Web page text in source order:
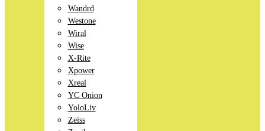
Wandrd
Westone
Wiral
Wise
X-Rite
Xpower
Xreal
YC Onion
YoloLiv
Zeiss